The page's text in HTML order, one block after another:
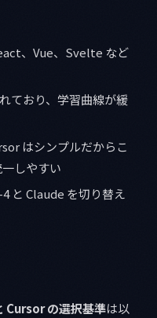
、Vue、Svelte など
ており、学習曲線が緩
はシンプルだからこ
しやすい
4 と Claude を切り替え
の選択基準は以